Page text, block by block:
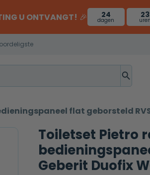
U ONTVANGT! 🎉 24
dagen
23
uren
flat geborsteld
Toiletset Pietro
Geberit Duofix